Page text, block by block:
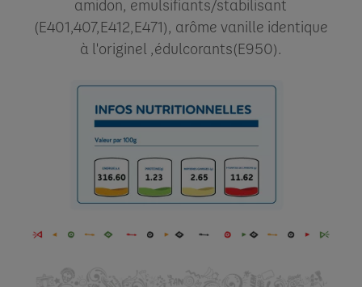
amidon, emulsifiants/stabilisant
(E401,407,E412,E471), arôme vanille identique
à l'originel ,édulcorants(E950).